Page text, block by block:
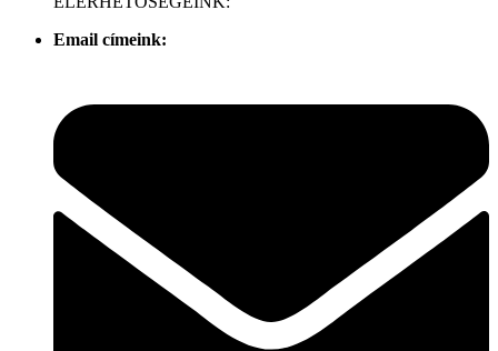
Email címeink: